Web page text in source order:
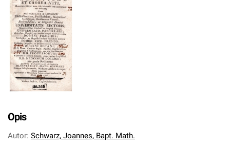
Opis
Autor: Schwarz, Joannes, Bapt. Math.